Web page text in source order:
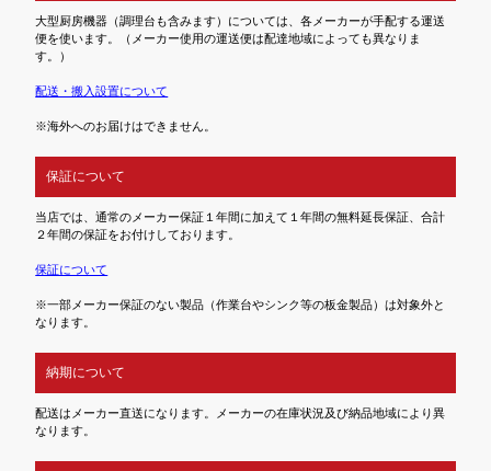
大型厨房機器（調理台も含みます）については、各メーカーが手配する運送
便を使います。（メーカー使用の運送便は配達地域によっても異なりま
す。）
配送・搬入設置について
※海外へのお届けはできません。
保証について
当店では、通常のメーカー保証１年間に加えて１年間の無料延長保証、合計
２年間の保証をお付けしております。
保証について
※一部メーカー保証のない製品（作業台やシンク等の板金製品）は対象外と
なります。
納期について
配送はメーカー直送になります。メーカーの在庫状況及び納品地域により異
なります。